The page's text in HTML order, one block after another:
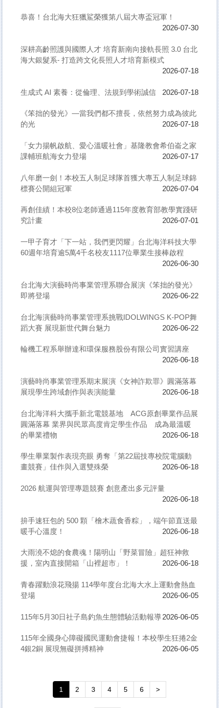
恭喜！台北海大狂獵鯊榮獲第八屆大專盃冠軍！
2026-07-30
深耕高齡照護與國際人才 培育新南向接軌長照 3.0 台北
海大銀髮系- 打造跨文化長照人才培育新模式
2026-07-18
生成式 AI 素養：從倫理、法規到學術誠信 2026-07-18
《笨拙的發光》—當我們都不擅長，依然努力成為彼此
的光
2026-07-18
「女力揚帆啟航、愛心溫暖社會」基隆教會希伯崙之家
課輔班航海女力登場
2026-07-17
八年磨一劍！本校五人制足球隊首獲大專五人制足球錦
標賽公開組冠軍
2026-07-04
再創佳績！本校8位老師通過115年度教育部教學實踐研
究計畫
2026-07-01
一甲子育才「下一站，我們更閃耀」台北海洋科技大學
60週年培育逾5萬4千名校友1117位畢業生接棒啟程
2026-06-30
台北海大演藝時尚事業管理系聯合展演《笨拙的發光》
即將登場
2026-06-22
台北海演藝時尚事業管理系挑戰IDOLWINGS K-POP舞
蹈大賽 展現新世代舞台魅力
2026-06-22
輪機工程系舉辦達和環保服務股份有限公司實習講座
2026-06-18
演藝時尚事業管理系期末展演《女神詐欺罪》圓滿落幕
展現學生跨域創作與表演能量
2026-06-18
台北海洋科大攜手新北電競基地 ACG原創畢業作品展
圓滿落幕 業界與民眾高度肯定學生作品 成為最溫暖
的畢業禮物
2026-06-18
學生畢業製作表現亮眼 勇奪「第22屆技專校院電腦動
畫競賽」佳作與入選雙殊榮
2026-06-18
2026 航運與管理專題競賽 創意產出多元評量
2026-06-18
拚手速狂包的 500 顆「檜木蔬食香粽」，端午節直送最
暖手心溫度！
2026-06-18
大雨澆不熄的食農魂！陽明山「野菜冒險」超狂神救
援，室內直接開箱「山裡超市」！
2026-06-18
青春躍動浪花飛揚 114學年度台北海大水上運動會熱血
登場
2026-06-05
115年5月30日社子島釣魚生態體驗活動報導2026-06-05
115年全國身心障礙國民運動會捷報！本校學生狂捲2金
4銀2銅 展現無礙拼搏精神
2026-06-05
1 2 3 4 5 6 >